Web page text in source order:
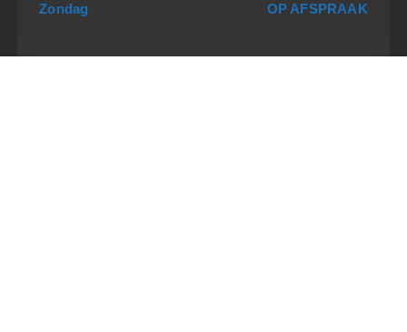
Zondag OP AFSPRAAK